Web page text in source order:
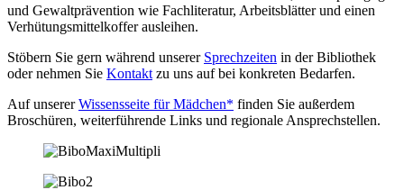
und Gewaltprävention wie Fachliteratur, Arbeitsblätter und einen
Verhütungsmittelkoffer ausleihen.
Stöbern Sie gern während unserer Sprechzeiten in der Bibliothek
oder nehmen Sie Kontakt zu uns auf bei konkreten Bedarfen.
Auf unsererWissensseite für Mädchen* finden Sie außerdem
Broschüren, weiterführende Links und regionale Ansprechstellen.